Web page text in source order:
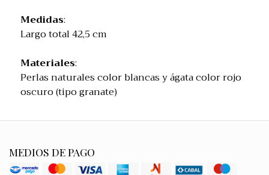
Medidas:
Largo total 42,5 cm
Materiales:
Perlas naturales color blancas y ágata color rojo
oscuro (tipo granate)
MEDIOS DE PAGO